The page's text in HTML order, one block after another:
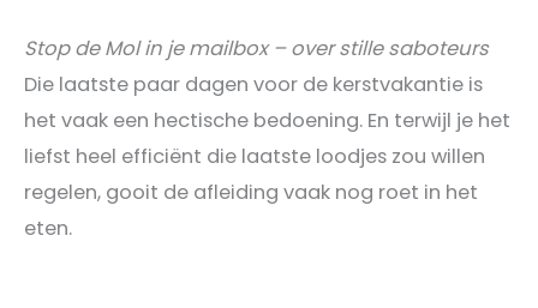
Stop de Mol in je mailbox – over stille saboteurs
Die laatste paar dagen voor de kerstvakantie is
het vaak een hectische bedoening. En terwijl je het
liefst heel efficiënt die laatste loodjes zou willen
regelen, gooit de afleiding vaak nog roet in het
eten.